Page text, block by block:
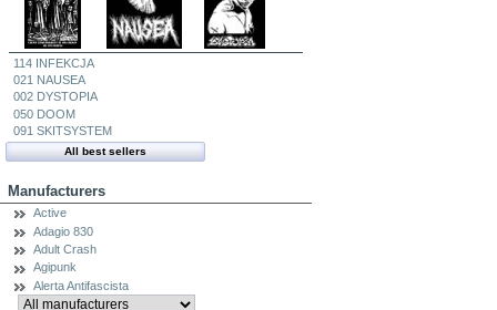
114 INFEKCJA
021 NAUSEA
002 DYSTOPIA
050 DOOM
091 SKITSYSTEM
All best sellers
Manufacturers
Active
Adagio 830
Adult Crash
Agipunk
Alerta Antifascista